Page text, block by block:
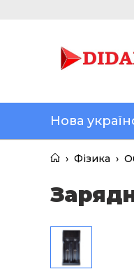
Нова
› Фізика ›